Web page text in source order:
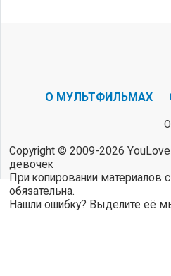
О МУЛЬТФИЛЬМАХ
Copyright © 2009-2026
девочек
При копировании материалов
обязательна.
Нашли ошибку? Выделите её